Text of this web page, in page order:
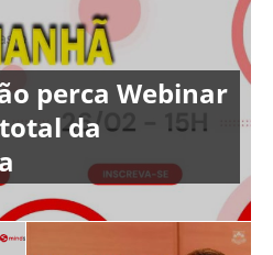
perca Webinar
da